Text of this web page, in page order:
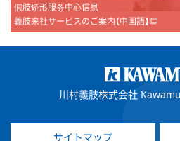
假肢矫形服务中心信息
義肢来社サービスのご案内【中国語】
川村義肢株式会社
サイトマップ